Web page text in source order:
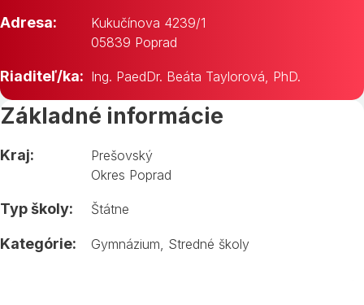
Adresa:
Kukučínova 4239/1
05839 Poprad
Riaditeľ/ka: Ing. PaedDr. Beáta Taylorová, PhD.
Základné informácie
Kraj:
Prešovský
Okres Poprad
Typ školy: Štátne
Kategórie: Gymnázium Stredné školy